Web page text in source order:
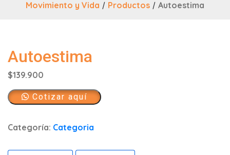
Movimiento y Vida / Productos / Autoestima
Autoestima
$139.900
Cotizar aquí
Categoría: Categoria